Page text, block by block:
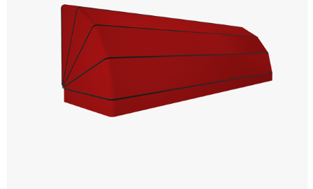
Portes Automatiques